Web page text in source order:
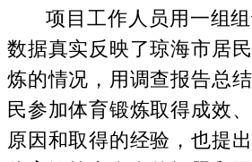
项目工作人员用一组
数据真实反映了琼海市居
炼的情况，用调查报告总
民参加体育锻炼取得成效
原因和取得的经验，也提